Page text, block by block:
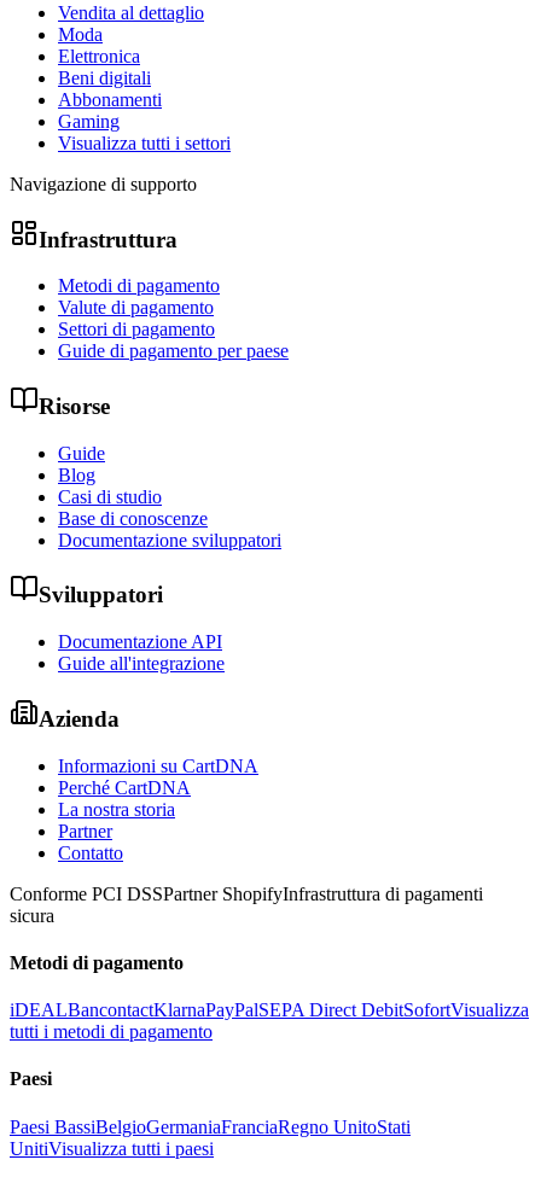
Vendita al dettaglio
Moda
Elettronica
Beni digitali
Abbonamenti
Gaming
Visualizza tutti i settori
Navigazione di supporto
Infrastruttura
Metodi di pagamento
Valute di pagamento
Settori di pagamento
Guide di pagamento per paese
Risorse
Guide
Blog
Casi di studio
Base di conoscenze
Documentazione sviluppatori
Sviluppatori
Documentazione API
Guide all'integrazione
Azienda
Informazioni su CartDNA
Perché CartDNA
La nostra storia
Partner
Contatto
Conforme PCI DSSPartner ShopifyInfrastruttura di pagamenti
sicura
Metodi di pagamento
iDEALBancontactKlarnaPayPalSEPA Direct DebitSofortVisualizza
tutti i metodi di pagamento
Paesi
Paesi BassiBelgioGermaniaFranciaRegno UnitoStati
UnitiVisualizza tutti i paesi